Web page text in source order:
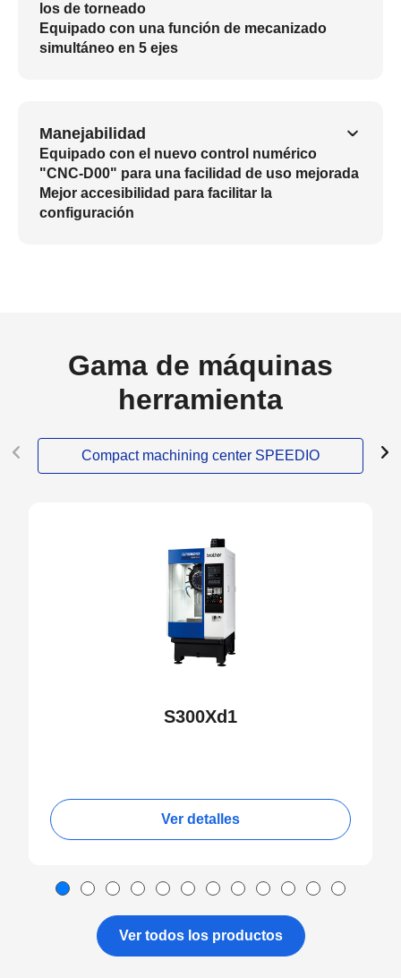
los de torneado
Equipado con una función de mecanizado
simultáneo en 5 ejes
Manejabilidad
Equipado con el nuevo control numérico
"CNC-D00" para una facilidad de uso mejorada
Mejor accesibilidad para facilitar la
configuración
Gama de máquinas
herramienta
Compact machining center SPEEDIO
S300Xd1
Ver detalles
Ver todos los productos